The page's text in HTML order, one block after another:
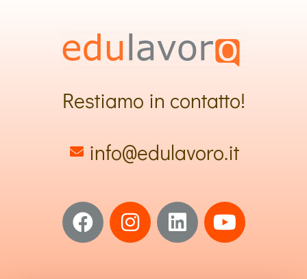
Restiamo in contatto!
info@edulavoro.it